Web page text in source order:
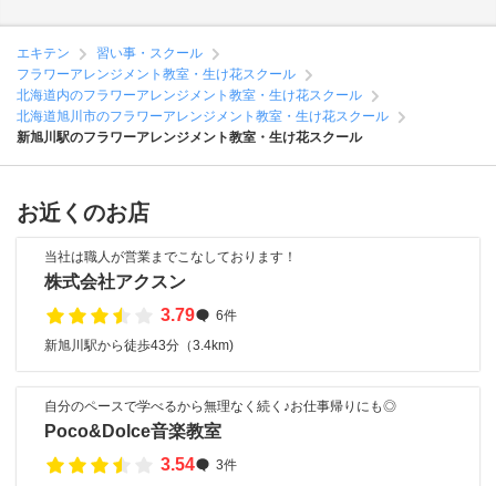
エキテン
習い事・スクール
フラワーアレンジメント教室・生け花スクール
北海道内のフラワーアレンジメント教室・生け花スクール
北海道旭川市のフラワーアレンジメント教室・生け花スクール
新旭川駅のフラワーアレンジメント教室・生け花スクール
お近くのお店
当社は職人が営業までこなしております！
株式会社アクスン
3.79
6件
新旭川駅から徒歩43分（3.4km)
自分のペースで学べるから無理なく続く♪お仕事帰りにも◎
Poco&Dolce音楽教室
3.54
3件